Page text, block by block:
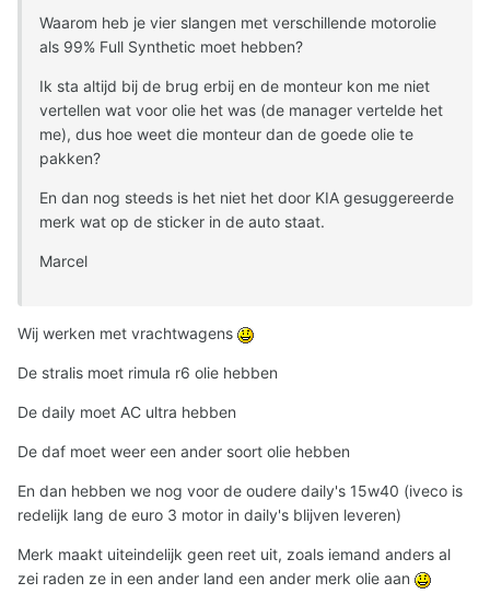
Waarom heb je vier slangen met verschillende motorolie
als 99% Full Synthetic moet hebben?
Ik sta altijd bij de brug erbij en de monteur kon me niet
vertellen wat voor olie het was (de manager vertelde het
me), dus hoe weet die monteur dan de goede olie te
pakken?
En dan nog steeds is het niet het door KIA gesuggereerde
merk wat op de sticker in de auto staat.
Marcel
Wij werken met vrachtwagens
De stralis moet rimula r6 olie hebben
De daily moet AC ultra hebben
De daf moet weer een ander soort olie hebben
En dan hebben we nog voor de oudere daily's 15w40 (iveco is
redelijk lang de euro 3 motor in daily's blijven leveren)
Merk maakt uiteindelijk geen reet uit, zoals iemand anders al
zei raden ze in een ander land een ander merk olie aan